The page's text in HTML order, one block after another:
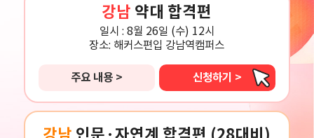
강남 약대 합격편
일시 : 8월 26일 (수) 12시
장소: 해커스편입 강남역캠퍼스
주요 내용 > 신청하기 >
강남 인문·자연계 합격편 (28대비)